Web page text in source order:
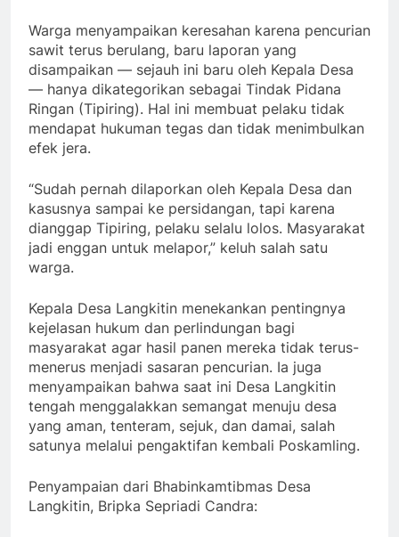
Warga menyampaikan keresahan karena pencurian
sawit terus berulang, baru laporan yang
disampaikan — sejauh ini baru oleh Kepala Desa
— hanya dikategorikan sebagai Tindak Pidana
Ringan (Tipiring). Hal ini membuat pelaku tidak
mendapat hukuman tegas dan tidak menimbulkan
efek jera.
“Sudah pernah dilaporkan oleh Kepala Desa dan
kasusnya sampai ke persidangan, tapi karena
dianggap Tipiring, pelaku selalu lolos. Masyarakat
jadi enggan untuk melapor,” keluh salah satu
warga.
Kepala Desa Langkitin menekankan pentingnya
kejelasan hukum dan perlindungan bagi
masyarakat agar hasil panen mereka tidak terus-
menerus menjadi sasaran pencurian. Ia juga
menyampaikan bahwa saat ini Desa Langkitin
tengah menggalakkan semangat menuju desa
yang aman, tenteram, sejuk, dan damai, salah
satunya melalui pengaktifan kembali Poskamling.
Penyampaian dari Bhabinkamtibmas Desa
Langkitin, Bripka Sepriadi Candra: